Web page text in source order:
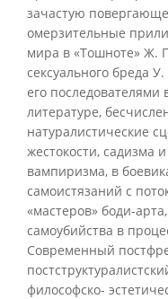
зачастую
омерзительные
мира в «Тошноте» Ж.
сексуального бреда
его последователями
литературе,
натуралистические
жестокости, садизма
вампиризма, в
самоистязаний с
«мастеров» боди-
самоубийства в
Современный
философско-